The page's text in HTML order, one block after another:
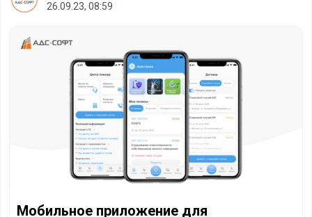
26.09.23, 08:59
Мобильное приложение для страховщика. Новые
Мобильное приложение для